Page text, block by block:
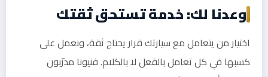
وعدنا لك: خدمة تستحق ثقتك
اختيار من يتعامل مع سيارتك قرار يحتاج ثقة، ونعمل على
كسبها في كل تعامل بالفعل لا بالكلام. فنيونا مدرّبون